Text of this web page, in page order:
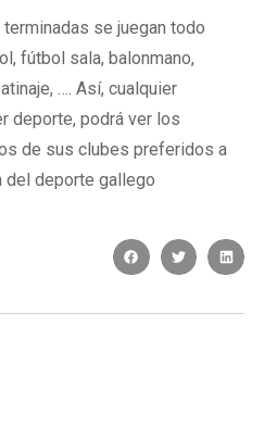
se juegan todo
fútbol sala, balonmano,
…. Así, cualquier
deporte, podrá ver los
de sus clubes preferidos a
deporte gallego